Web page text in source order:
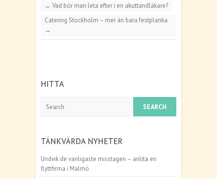
← Vad bör man leta efter i en akuttandläkare?
Catering Stockholm – mer än bara festplanka
→
HITTA
TÄNKVÄRDA NYHETER
Undvik de vanligaste misstagen – anlita en
flyttfirma i Malmö